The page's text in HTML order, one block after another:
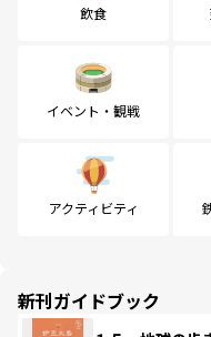
飲食
イベント・観戦
アクティビティ
新刊ガイドブック